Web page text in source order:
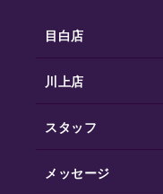
目白店
川上店
スタッフ
メッセージ